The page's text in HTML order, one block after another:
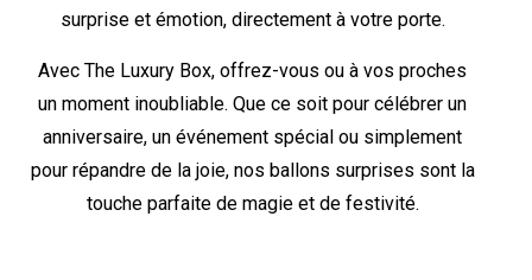
surprise et émotion, directement à votre porte.
Avec The Luxury Box, offrez-vous ou à vos proches
un moment inoubliable. Que ce soit pour célébrer un
anniversaire, un événement spécial ou simplement
pour répandre de la joie, nos ballons surprises sont la
touche parfaite de magie et de festivité.